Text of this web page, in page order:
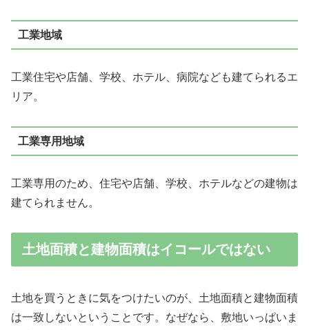
工業地域
工業住宅や店舗、学校、ホテル、病院なども建てられるエ
リア。
工業専用地域
工業専用のため、住宅や店舗、学校、ホテルなどの建物は
建てられません。
土地面積と建物面積はイコールではない
土地を買うときに気をつけたいのが、土地面積と建物面積
は一致しないということです。なぜなら、敷地いっぱいま